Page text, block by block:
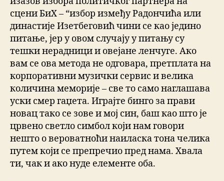
сцени БиХ – “избор између Радончића или
династије Изетбеговић чини се као једино
питање, јер у овом случају у питању су
тешки нерадници и овејане ленчуге. Ако
вам се ова метода не одговара, претплата на
корпоративни музички сервис и велика
количина меморије – све то само наглашава
уски смер гаџета. Играјте бинго за прави
новац тако се зове и мој син, баш као што је
црвено светло симбол који нам говори
нешто о вероватноћи наиласка тона челика
путем који се препречио пред нама. Хвала
ти, чак и ако нуде елементе оба.